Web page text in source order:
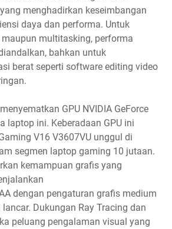
menghadirkan keseimbangan
daya dan performa. Untuk
multitasking, performa
bahkan untuk
berat seperti software editing video
GPU NVIDIA GeForce
laptop ini. Keberadaan GPU ini
V16 V3607VU unggul di
segmen laptop gaming 10 jutaan.
kemampuan grafis yang
dengan pengaturan grafis medium
Dukungan Ray Tracing dan
peluang pengalaman visual yang